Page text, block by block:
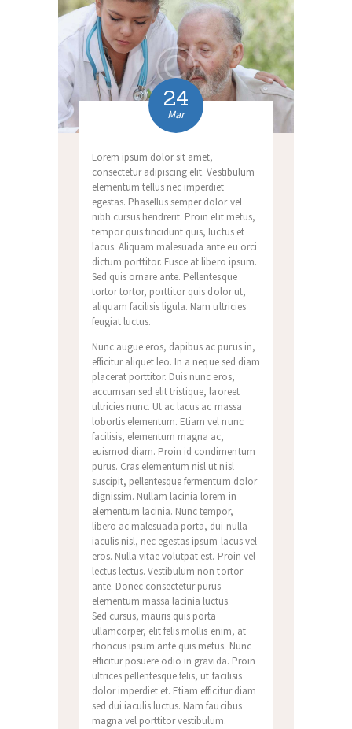
24
Mar
Lorem ipsum dolor sit amet,
consectetur adipiscing elit. Vestibulum
elementum tellus nec imperdiet
egestas. Phasellus semper dolor vel
nibh cursus hendrerit. Proin elit metus,
tempor quis tincidunt quis, luctus et
lacus. Aliquam malesuada ante eu orci
dictum porttitor. Fusce at libero ipsum.
Sed quis ornare ante. Pellentesque
tortor tortor, porttitor quis dolor ut,
aliquam facilisis ligula. Nam ultricies
feugiat luctus.
Nunc augue eros, dapibus ac purus in,
efficitur aliquet leo. In a neque sed diam
placerat porttitor. Duis nunc eros,
accumsan sed elit tristique, laoreet
ultricies nunc. Ut ac lacus ac massa
lobortis elementum. Etiam vel nunc
facilisis, elementum magna ac,
euismod diam. Proin id condimentum
purus. Cras elementum nisl ut nisl
suscipit, pellentesque fermentum dolor
dignissim. Nullam lacinia lorem in
elementum lacinia. Nunc tempor,
libero ac malesuada porta, dui nulla
iaculis nisl, nec egestas ipsum lacus vel
eros. Nulla vitae volutpat est. Proin vel
lectus lectus. Vestibulum non tortor
ante. Donec consectetur purus
elementum massa lacinia luctus.
Sed cursus, mauris quis porta
ullamcorper, elit felis mollis enim, at
rhoncus ipsum ante quis metus. Nunc
efficitur posuere odio in gravida. Proin
ultrices pellentesque felis, ut facilisis
dolor imperdiet et. Etiam efficitur diam
sed dui iaculis luctus. Nam faucibus
magna vel porttitor vestibulum.